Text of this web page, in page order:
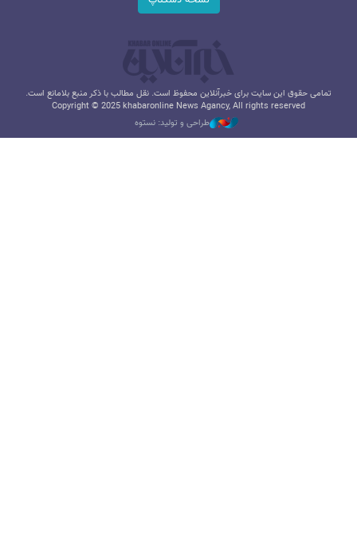
تمامی حقوق این سایت برای خبرآنلاین محفوظ است. نقل مطالب با ذکر منبع بلامانع است.
Copyright © 2025 khabaronline News Agancy, All rights reserved
طراحی و تولید: نستوه